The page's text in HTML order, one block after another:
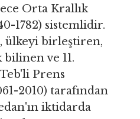
Orta Krallık
1782) sistemlidir.
ülkeyi birleştiren,
ve 11.
Prens
2010) tarafından
iktidarda